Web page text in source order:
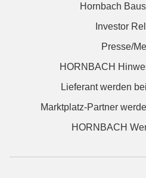
Hornbach
Investor
Presse/
HORNBACH
Lieferant werden
Marktplatz-Partner
HORNBACH